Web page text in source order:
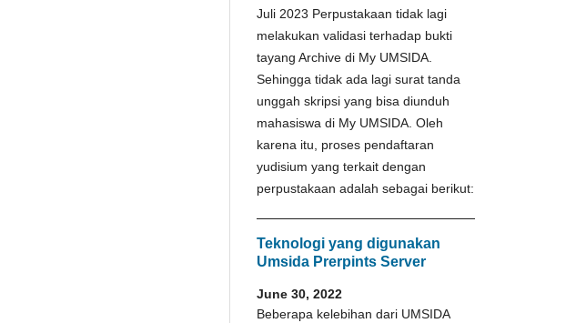
Juli 2023 Perpustakaan tidak lagi
melakukan validasi terhadap bukti
tayang Archive di My UMSIDA.
Sehingga tidak ada lagi surat tanda
unggah skripsi yang bisa diunduh
mahasiswa di My UMSIDA. Oleh
karena itu, proses pendaftaran
yudisium yang terkait dengan
perpustakaan adalah sebagai berikut:
Teknologi yang digunakan
Umsida Prerpints Server
June 30, 2022
Beberapa kelebihan dari UMSIDA